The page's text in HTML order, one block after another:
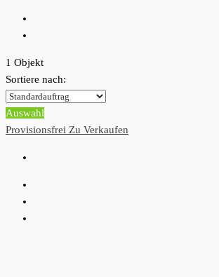
1 Objekt
Sortiere nach:
Auswahl
Provisionsfrei Zu Verkaufen